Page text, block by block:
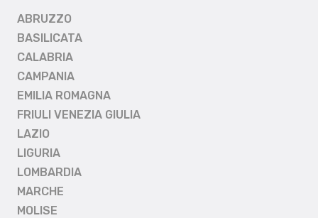
ABRUZZO
BASILICATA
CALABRIA
CAMPANIA
EMILIA ROMAGNA
FRIULI VENEZIA GIULIA
LAZIO
LIGURIA
LOMBARDIA
MARCHE
MOLISE